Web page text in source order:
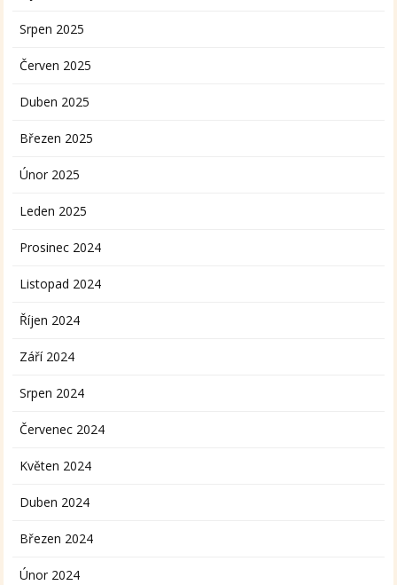
Srpen 2025
Červen 2025
Duben 2025
Březen 2025
Únor 2025
Leden 2025
Prosinec 2024
Listopad 2024
Říjen 2024
Září 2024
Srpen 2024
Červenec 2024
Květen 2024
Duben 2024
Březen 2024
Únor 2024